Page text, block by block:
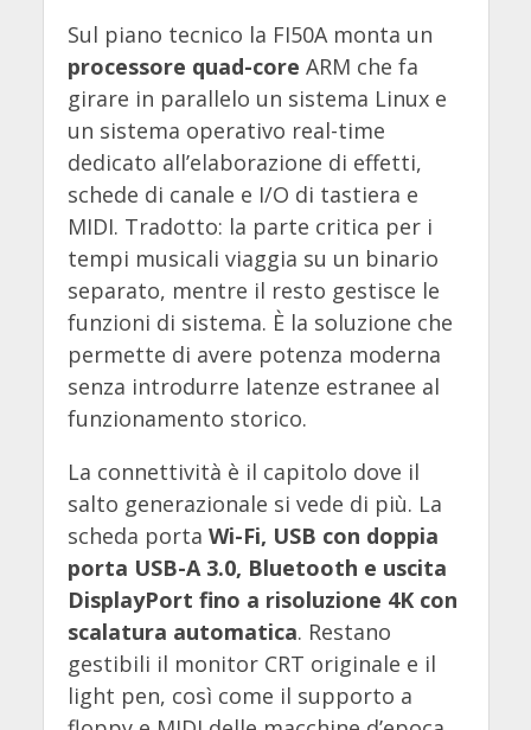
Sul piano tecnico la FI50A monta un
processore quad-core ARM che fa
girare in parallelo un sistema Linux e
un sistema operativo real-time
dedicato all’elaborazione di effetti,
schede di canale e I/O di tastiera e
MIDI. Tradotto: la parte critica per i
tempi musicali viaggia su un binario
separato, mentre il resto gestisce le
funzioni di sistema. È la soluzione che
permette di avere potenza moderna
senza introdurre latenze estranee al
funzionamento storico.
La connettività è il capitolo dove il
salto generazionale si vede di più. La
scheda porta Wi-Fi, USB con doppia
porta USB-A 3.0, Bluetooth e uscita
DisplayPort fino a risoluzione 4K con
scalatura automatica. Restano
gestibili il monitor CRT originale e il
light pen, così come il supporto a